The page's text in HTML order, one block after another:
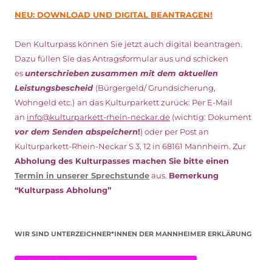
NEU: DOWNLOAD UND DIGITAL BEANTRAGEN!
Den Kulturpass können Sie jetzt auch digital beantragen.
Dazu füllen Sie das Antragsformular aus und schicken
esunterschriebenzusammen mit dem aktuellen
Leistungsbescheid (Bürgergeld/ Grundsicherung,
Wohngeld etc.) an das Kulturparkett zurück: Per E-Mail
an info@kulturparkett-rhein-neckar.de (wichtig: Dokument
vor dem Senden abspeichern!) oder per Post an
Kulturparkett-Rhein-Neckar S 3, 12 in 68161 Mannheim. Zur
Abholung des Kulturpasses machen Sie bitte einen
Termin in unserer Sprechstundeaus. Bemerkung
“Kulturpass Abholung”
WIR SIND UNTERZEICHNER*INNEN DER MANNHEIMER ERKLÄRUNG